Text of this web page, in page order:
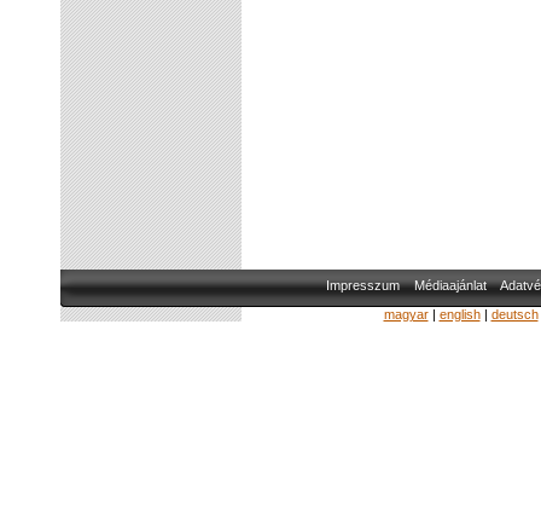
Impresszum Médiaajánlat
magyar| english| deutsch